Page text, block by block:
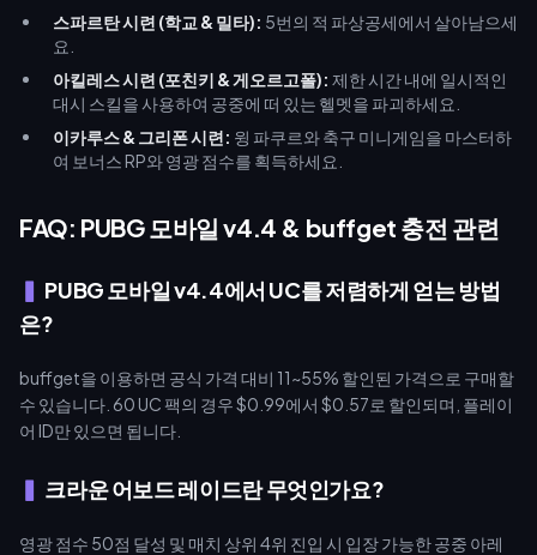
스파르탄 시련 (학교 & 밀타): 5번의 적 파상공세에서 살아남으세
요.
아킬레스 시련 (포친키 & 게오르고폴): 제한 시간 내에 일시적인
대시 스킬을 사용하여 공중에 떠 있는 헬멧을 파괴하세요.
이카루스 & 그리폰 시련: 윙 파쿠르와 축구 미니게임을 마스터하
여 보너스 RP와 영광 점수를 획득하세요.
FAQ: PUBG 모바일 v4.4 & buffget 충전 관련
PUBG 모바일 v4.4에서 UC를 저렴하게 얻는 방법
은?
buffget을 이용하면 공식 가격 대비 11~55% 할인된 가격으로 구매할
수 있습니다. 60 UC 팩의 경우 $0.99에서 $0.57로 할인되며, 플레이
어 ID만 있으면 됩니다.
크라운 어보드 레이드란 무엇인가요?
영광 점수 50점 달성 및 매치 상위 4위 진입 시 입장 가능한 공중 아레